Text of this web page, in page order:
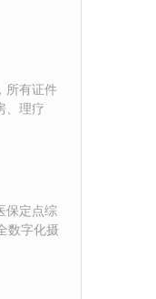
所有证件
、理疗
保定点综
数字化摄